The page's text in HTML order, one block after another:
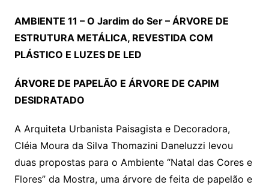
AMBIENTE 11 – O Jardim do Ser – ÁRVORE DE
ESTRUTURA METÁLICA, REVESTIDA COM
PLÁSTICO E LUZES DE LED
ÁRVORE DE PAPELÃO E ÁRVORE DE CAPIM
DESIDRATADO
A Arquiteta Urbanista Paisagista e Decoradora,
Cléia Moura da Silva Thomazini Daneluzzi levou
duas propostas para o Ambiente “Natal das Cores e
Flores” da Mostra, uma árvore de feita de papelão e